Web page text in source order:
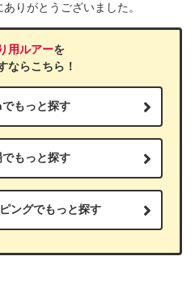
りがとうございました。
用ルアーを
ならこちら！
もっと探す
もっと探す
ングでもっと探す